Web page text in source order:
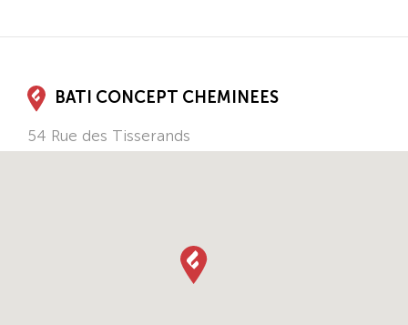
BATI CONCEPT CHEMINEES
54 Rue des Tisserands